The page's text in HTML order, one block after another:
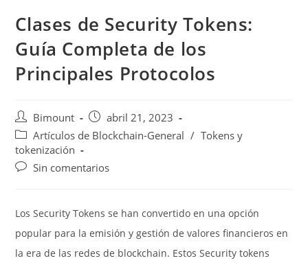
Clases de Security Tokens:
Guía Completa de los
Principales Protocolos
Autor
de
la
entrada:
Bimount
Publicación
de
abril 21, 2023
Categoría
de
la
Artículos de Blockchain-General / Tokens y
tokenización
Comentarios
entrada:
Sin comentarios
Los Security Tokens se han convertido en una opción
popular para la emisión y gestión de valores financieros en
la era de las redes de blockchain. Estos Security tokens